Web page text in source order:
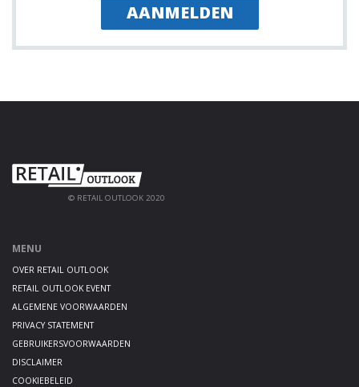
AANMELDEN
© RETAIL OUTLOOK 2020
MENU
OVER RETAIL OUTLOOK
RETAIL OUTLOOK EVENT
ALGEMENE VOORWAARDEN
PRIVACY STATEMENT
GEBRUIKERSVOORWAARDEN
DISCLAIMER
COOKIEBELEID